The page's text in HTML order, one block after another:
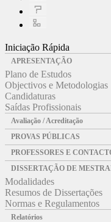
Iniciação Rápida
APRESENTAÇÃO
Plano de Estudos
Objectivos e Metodologias
Candidaturas
Saídas Profissionais
Avaliação / Acreditação
PROVAS PÚBLICAS
PROFESSORES E
DISSERTAÇÃO DE
Modalidades
Resumos de Dissertações
Normas e Regulamentos
Relatórios